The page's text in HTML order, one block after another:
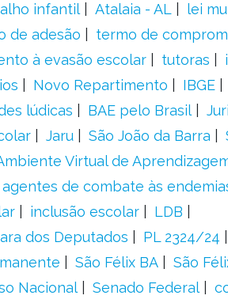
infantil Atalaia - AL lei
de adesão
termo de
à evasão escolar tutoras
Novo Repartimento IBGE
lúdicas BAE pelo Brasil
Jaru São João da Barra
Virtual de
agentes de combate às
inclusão escolar
LDB
dos Deputados PL 2324/24
São Félix BA São
Nacional Senado Federal